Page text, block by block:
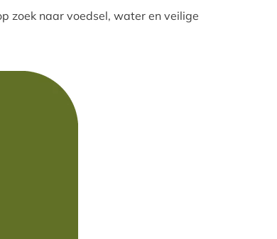
zoek naar voedsel, water en veilige